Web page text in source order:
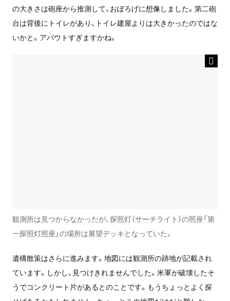
の大きさは砲座から推測して、おぼろげに想像しました。第二砲
台は背後にトイレがあり、トイレ建屋よりは大きかったのではな
いかと。アバウトすぎますかね。
観測所は見つからなかったが、探照灯（サーチライト）の照座「第
一探照灯照座」の場所は展望デッキとなっていた。
遺構散策はさらに進みます。地図には観測所の跡地が記載され
ています。しかし、見つけきれませんでした。米軍が破壊したそ
うでコンクリート片があるとのことです。もうちょっとよく探